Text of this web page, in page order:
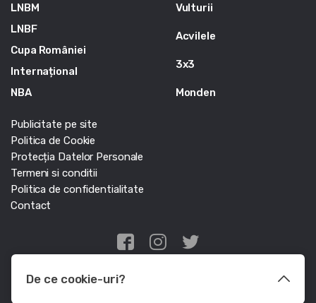
LNBM
LNBF
Cupa României
Internațional
NBA
Vulturii
Acvilele
3x3
Monden
Publicitate pe site
Politica de Cookie
Protecția Datelor Personale
Termeni si conditii
Politica de confidentialitate
Contact
Edris Digital Agency
De ce cookie-uri?